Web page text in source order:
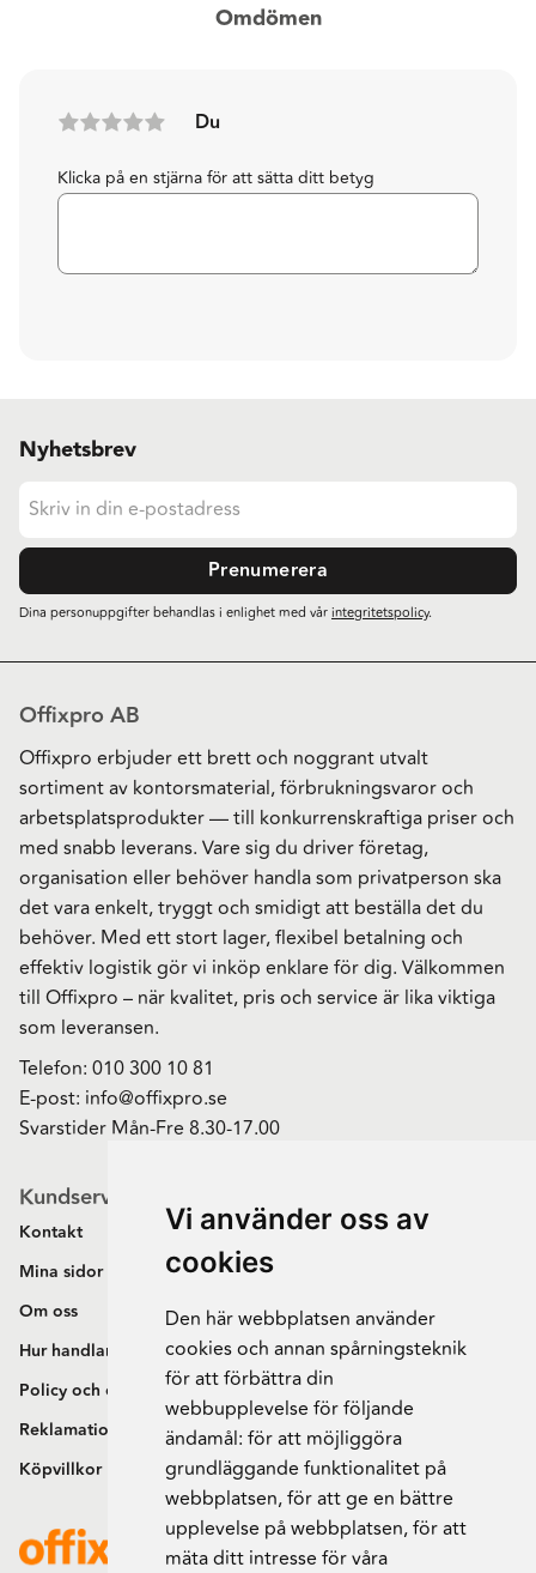
Vi använder oss av
cookies
Den här webbplatsen använder
cookies och annan spårningsteknik
för att förbättra din
webbupplevelse för följande
ändamål: för att möjliggöra
grundläggande funktionalitet på
webbplatsen,för att ge en bättre
upplevelse på webbplatsen,för att
mäta ditt intresse för våra
Omdömen
Du
Klicka på en stjärna för att sätta ditt betyg
Nyhetsbrev
Prenumerera
Dina personuppgifter behandlas i enlighet med vårintegritetspolicy.
Offixpro AB
Offixpro erbjuder ett brett och noggrant utvalt
sortiment av kontorsmaterial, förbrukningsvaror och
arbetsplatsprodukter — till konkurrenskraftiga priser och
med snabb leverans. Vare sig du driver företag,
organisation eller behöver handla som privatperson ska
det vara enkelt, tryggt och smidigt att beställa det du
behöver. Med ett stort lager, flexibel betalning och
effektiv logistik gör vi inköp enklare för dig. Välkommen
till Offixpro – när kvalitet, pris och service är lika viktiga
som leveransen.
Telefon: 010 300 10 81
E-post: info@offixpro.se
Svarstider Mån-Fre 8.30-17.00
Kundservice
Kontakt
Mina sidor
Om oss
Hur handlar jag?
Policy och cookies
Reklamation och retur
Köpvillkor